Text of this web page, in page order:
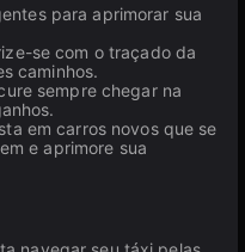
para aprimorar sua
se com o traçado da
caminhos.
sempre chegar na
em carros novos que se
e aprimore sua